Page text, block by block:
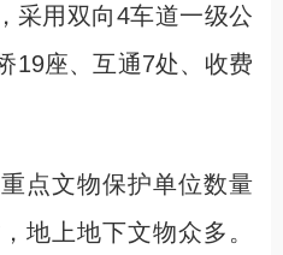
采用双向4车道一级公
19座、互通7处、收费
文物保护单位数量
地上地下文物众多。